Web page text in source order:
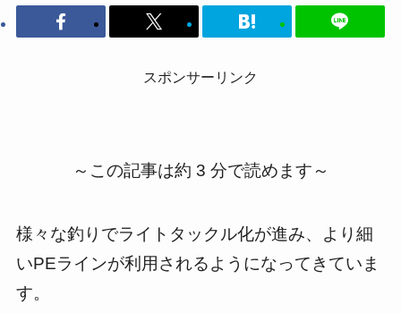
スポンサーリンク
～この記事は約 3 分で読めます～
様々な釣りでライトタックル化が進み、より細
いPEラインが利用されるようになってきていま
す。